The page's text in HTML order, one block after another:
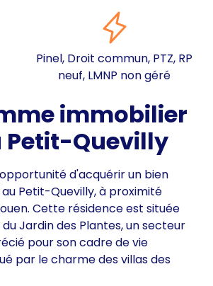
Pinel, Droit commun, PTZ, RP
neuf, LMNP non géré
immobilier
Petit-Quevilly
d'acquérir un bien
Petit-Quevilly, à proximité
Cette résidence est située
Jardin des Plantes, un secteur
pour son cadre de vie
par le charme des villas des